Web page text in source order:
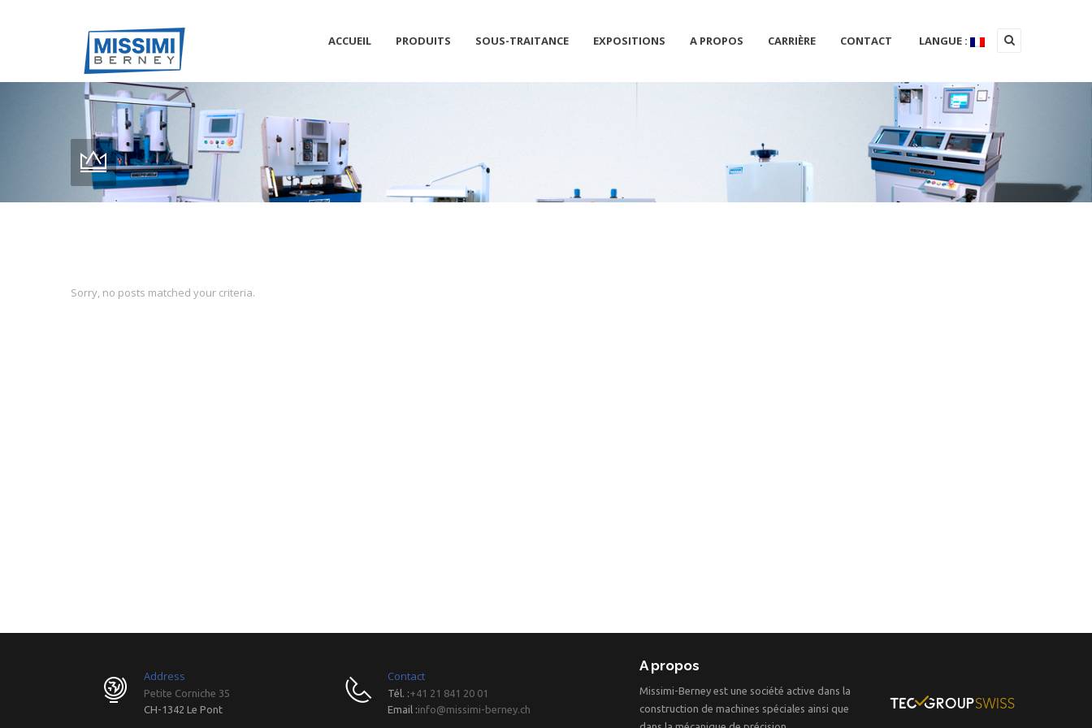
ACCUEIL PRODUITS SOUS-TRAITANCE EXPOSITIONS A PROPOS CARRIÈRE CONTACT LANGUE :
Sorry, no posts matched your criteria.
Address
Petite Corniche 35
CH-1342 Le Pont
Contact
Tél. :+41 21 841 20 01
Email :info@missimi-berney.ch
A propos
Missimi-Berney est une société active dans la
construction de machines spéciales ainsi que